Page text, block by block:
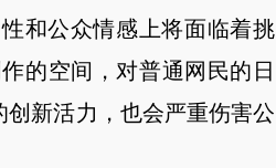
和公众情感上将面临着挑
的空间，对普通网民的日
新活力，也会严重伤害公